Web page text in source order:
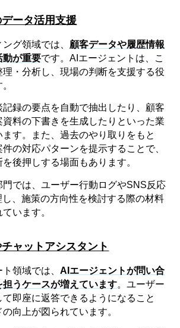
ータ活用支援
グ領域では、 顧客データや履歴情報
動が重要です。AIエージェントは、こ
理・分析し、現場の判断を支援する役
録の要点を自動で抽出したり、顧客
資料の下書きを生成したりといった業
す。また、過去のやり取りをもと
の対応パターンを提示することで、
後押しする場面もあります。
門では、ユーザー行動ログやSNS反応
、施策の方向性を検討する際の材料
います。
ャットアシスタント
ト領域では、AIエージェントが問い合
うケースが増えています。ユーザー
即座に返答できるようになること
向上が図られています。